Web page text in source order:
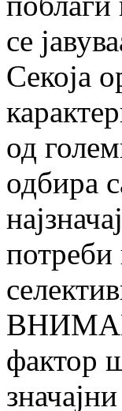
се
Секоја
од
одбира
потреби
фактор